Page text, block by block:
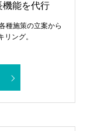
機能を代行
種施策の立案から
ング。